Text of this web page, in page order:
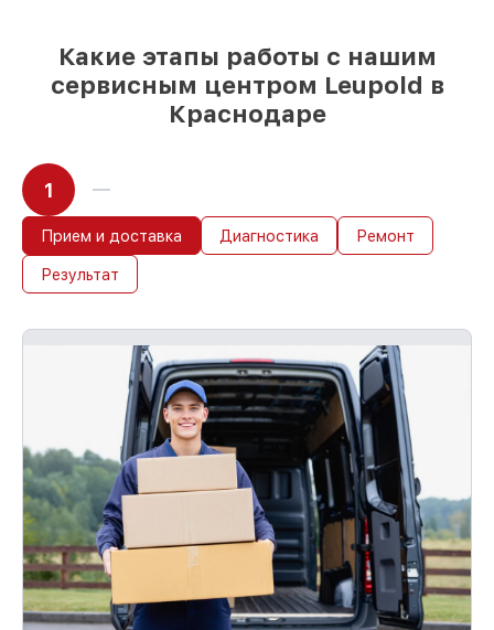
Какие этапы работы с нашим
сервисным центром Leupold в
Краснодаре
1
Прием и доставка Диагностика Ремонт
Результат